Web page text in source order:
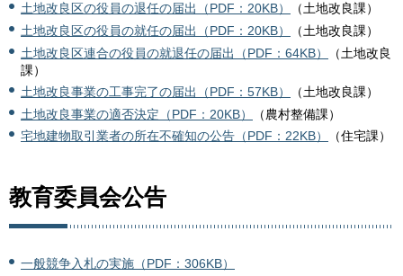
土地改良区の役員の退任の届出（PDF：20KB）
（土地改良課）
土地改良区の役員の就任の届出（PDF：20KB）
（土地改良課）
土地改良区連合の役員の就退任の届出（PDF：64KB）
（土地改良
課）
土地改良事業の工事完了の届出（PDF：57KB）
（土地改良課）
土地改良事業の適否決定（PDF：20KB）
（農村整備課）
宅地建物取引業者の所在不確知の公告（PDF：22KB）
（住宅課）
教育委員会公告
一般競争入札の実施（PDF：306KB）